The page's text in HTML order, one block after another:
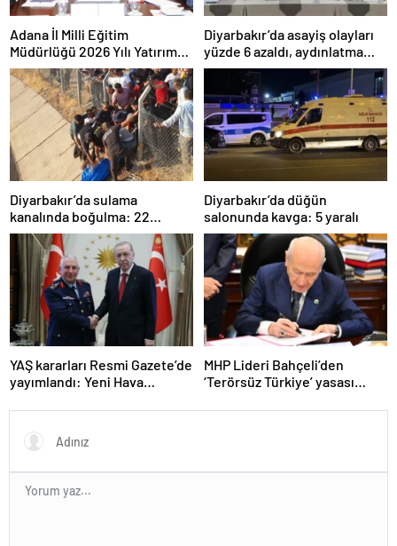
Adana İl Milli Eğitim
Müdürlüğü 2026 Yılı Yatırım
Programı değerlendirildi
Diyarbakır’da asayiş olayları
yüzde 6 azaldı, aydınlatma
oranı yüzde 98’e yükseldi
Diyarbakır’da sulama
kanalında boğulma: 22
yaşındaki genç hayatını
kaybetti
Diyarbakır’da düğün
salonunda kavga: 5 yaralı
YAŞ kararları Resmi Gazete’de
yayımlandı: Yeni Hava
Orgeneral Rafet Dalkıran
MHP Lideri Bahçeli’den
‘Terörsüz Türkiye’ yasası